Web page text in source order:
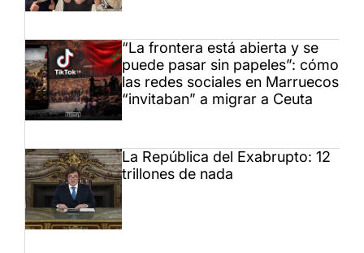
“La frontera está abierta y se
puede pasar sin papeles”: cómo
las redes sociales en Marruecos
“invitaban” a migrar a Ceuta
La República del Exabrupto: 12
trillones de nada